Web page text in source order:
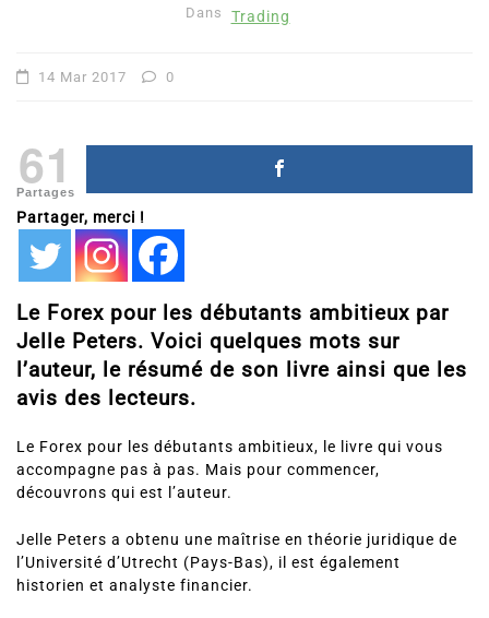
Dans Trading
14 Mar 2017 0
61
Partages
Partager, merci !
Le Forex pour les débutants ambitieux par
Jelle Peters. Voici quelques mots sur
l’auteur, le résumé de son livre ainsi que les
avis des lecteurs.
Le Forex pour les débutants ambitieux, le livre qui vous
accompagne pas à pas. Mais pour commencer,
découvrons qui est l’auteur.
Jelle Peters a obtenu une maîtrise en théorie juridique de
l’Université d’Utrecht (Pays-Bas), il est également
historien et analyste financier.